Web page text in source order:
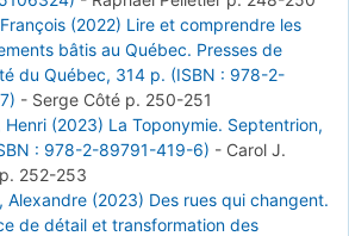
François (2022) Lire et comprendre les
bâtis au Québec. Presses de
du Québec, 314 p. (ISBN : 978-2-
- Serge Côté p. 250-251
Henri (2023) La Toponymie. Septentrion,
: 978-2-89791-419-6) - Carol J.
p. 252-253
Alexandre (2023) Des rues qui changent.
de détail et transformation des